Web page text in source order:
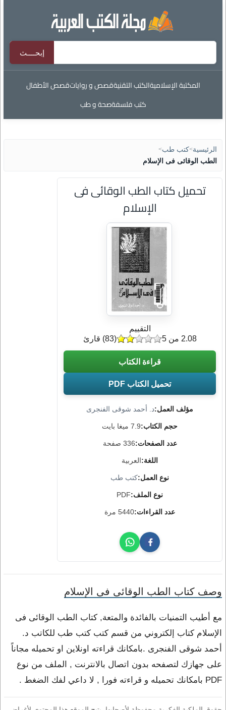
المكتبة الإسلاميةالكتب التقنيةقصص و رواياتقصص الأطفال
كتب فلسفةصحة و طب
الرئيسية>كتب طب>
الطب الوقائى فى الإسلام
تحميل كتاب الطب الوقائى فى
الإسلام
مؤلف العمل:د. أحمد شوقى الفنجرى
حجم الكتاب:7.9 ميغا بايت
عدد الصفحات:336 صفحة
اللغة:العربية
نوع العمل:كتب طب
نوع الملف:PDF
عدد القراءات:5440 مرة
التقييم
(
83) قارئ 2.08 من 5
قراءة الكتاب
تحميل الكتاب PDF
وصف كتاب الطب الوقائى فى الإسلام
مع أطيب التمنيات بالفائدة والمتعة, كتاب الطب الوقائى فى
الإسلام كتاب إلكتروني من قسم كتب كتب طب للكاتب د.
أحمد شوقى الفنجرى .بامكانك قراءته اونلاين او تحميله مجاناً
على جهازك لتصفحه بدون اتصال بالانترنت , الملف من نوع
PDF بامكانك تحميله و قراءته فورا , لا داعي لفك الضغط .